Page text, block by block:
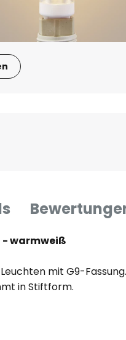
- warmweiß
mit G9-
in Stiftform.